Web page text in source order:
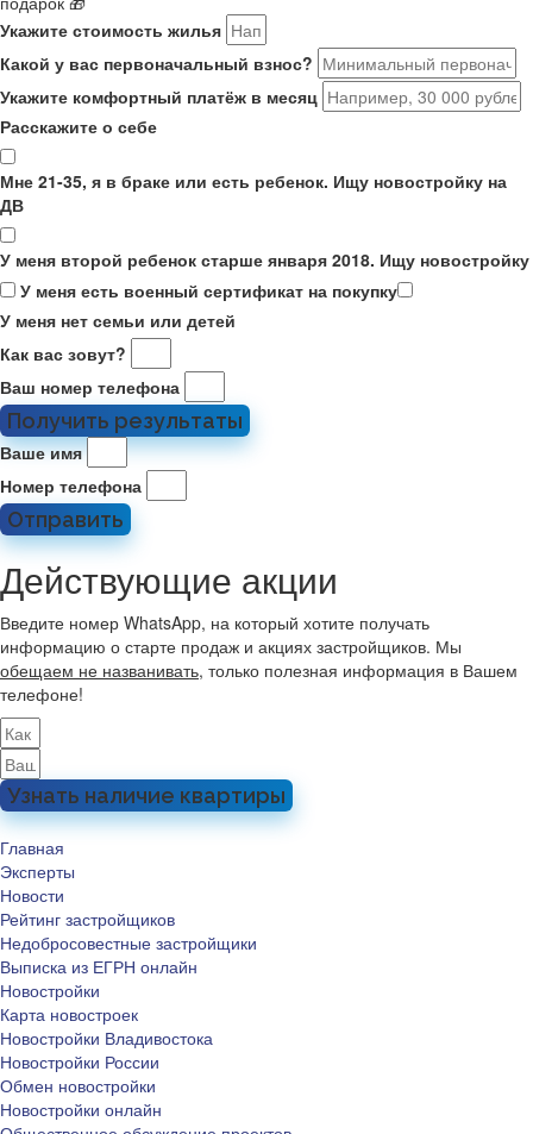
Укажите стоимость жилья
Какой у вас первоначальный взнос?
Укажите комфортный платёж в месяц
Расскажите о себе
Мне 21-35, я в браке или есть ребенок. Ищу новостройку на
ДВ
У меня второй ребенок старше января 2018. Ищу новостройку
У меня есть военный сертификат на покупку
У меня нет семьи или детей
Как вас зовут?
Ваш номер телефона
Получить результаты
Ваше имя
Номер телефона
Отправить
Действующие акции
Введите номер WhatsApp, на который хотите получать
информацию о старте продаж и акциях застройщиков. Мы
обещаем не названивать, только полезная информация в Вашем
телефоне!
Узнать наличие квартиры
Главная
Эксперты
Новости
Рейтинг застройщиков
Недобросовестные застройщики
Выписка из ЕГРН онлайн
Новостройки
Карта новостроек
Новостройки Владивостока
Новостройки России
Обмен новостройки
Новостройки онлайн